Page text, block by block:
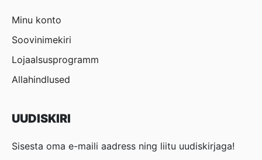
Minu konto
Soovinimekiri
Lojaalsusprogramm
Allahindlused
UUDISKIRI
Sisesta oma e-maili aadress ning liitu uudiskirjaga!